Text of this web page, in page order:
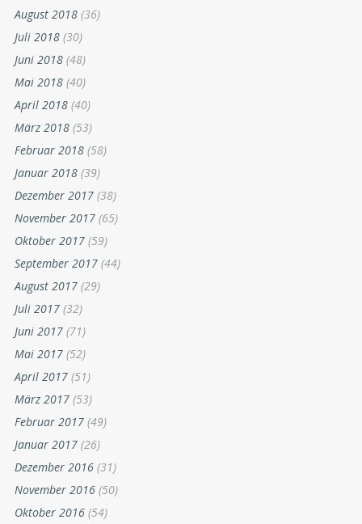
August 2018 (36)
Juli 2018 (30)
Juni 2018 (48)
Mai 2018 (40)
April 2018 (40)
März 2018 (53)
Februar 2018 (58)
Januar 2018 (39)
Dezember 2017 (38)
November 2017 (65)
Oktober 2017 (59)
September 2017 (44)
August 2017 (29)
Juli 2017 (32)
Juni 2017 (71)
Mai 2017 (52)
April 2017 (51)
März 2017 (53)
Februar 2017 (49)
Januar 2017 (26)
Dezember 2016 (31)
November 2016 (50)
Oktober 2016 (54)